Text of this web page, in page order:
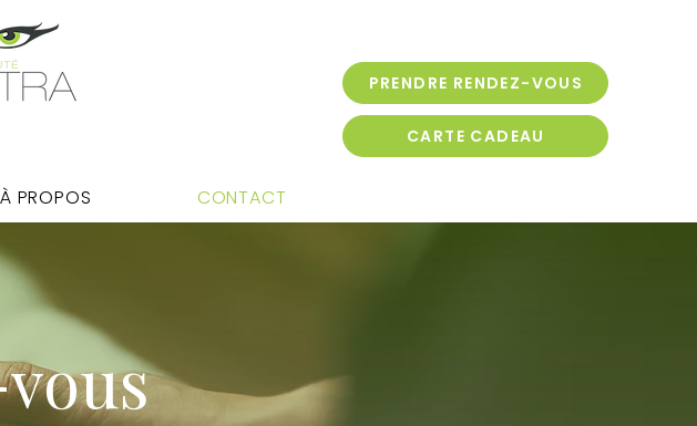
PRENDRE RENDEZ-VOUS
CARTE CADEAU
À PROPOS CONTACT